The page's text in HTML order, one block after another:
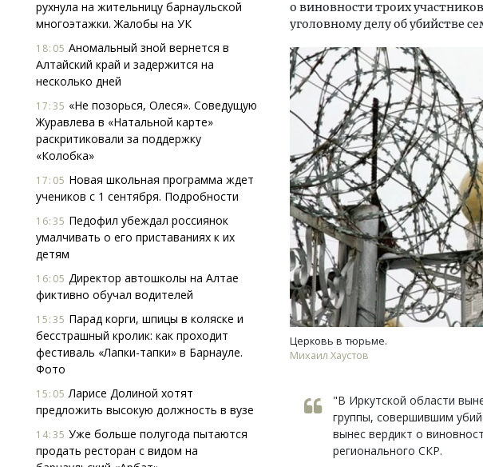
рухнула на жительницу барнаульской
многоэтажки. Жалобы на УК
18:05 Аномальный зной вернется в
Алтайский край и задержится на
несколько дней
17:35 «Не позорься, Олеся». Соведущую
Журавлева в «Натальной карте»
раскритиковали за поддержку
«Колобка»
17:05 Новая школьная программа ждет
учеников с 1 сентября. Подробности
16:35 Педофил убеждал россиянок
умалчивать о его приставаниях к их
детям
16:05 Директор автошколы на Алтае
фиктивно обучал водителей
15:35 Парад корги, шпицы в коляске и
бесстрашный кролик: как проходит
фестиваль «Лапки-тапки» в Барнауле.
Фото
15:05 Ларисе Долиной хотят
предложить высокую должность в вузе
14:35 Уже больше полугода пытаются
продать ресторан с видом на
о виновности троих
уголовному делу об убийстве
Церковь в тюрьме.
Михаил Хаустов
"В Иркутской области
группы, совершившим
вынес вердикт о
регионального СКР.
Генеральный директор компании
ЗИАС — об эстетике городов,
трендах в фасадах и развитии рынка
СТРОИТЕЛЬСТВО
Архитектурный код
земли. Мощение
плитами становится
стандартом
СТРОИТЕЛЬСТВО